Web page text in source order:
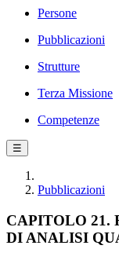
Persone
Pubblicazioni
Strutture
Terza Missione
Competenze
☰
Pubblicazioni
CAPITOLO 21.
DI ANALISI